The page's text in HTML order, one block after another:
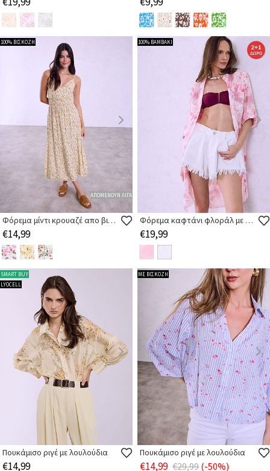
100% ΒΙΣΚΟΖΗ
ΑΠΟΜΕΝΟΥΝ ΛΙΓΑ
Φόρεμα μίντι κρουαζέ απο βισκόζη
€14,99
100% ΒΑΜΒΑΚΙ
Φόρεμα καφτάνι φλοράλ με τσέπες
€19,99
SMART BUY
LYOCELL
Πουκάμισο ριγέ με λουλούδια
€14,99
ΜΕ ΒΙΣΚΟΖΗ
Πουκάμισο ριγέ με λουλούδια
€14,99 €29,99 (-50%)